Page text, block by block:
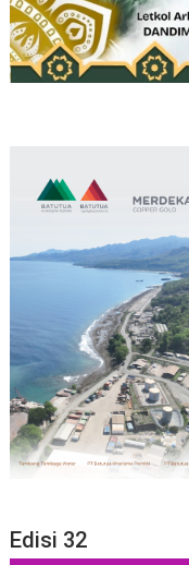
Edisi 32